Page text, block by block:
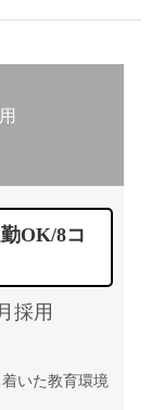
OK/8コ
採用
いた教育環境